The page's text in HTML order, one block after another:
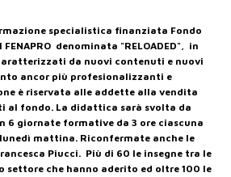
specialistica finanziata Fondo
FENAPRO denominata "RELOADED", in
da nuovi contenuti e nuovi
ancor più profesionalizzanti e
è riservata alle addette alla vendita
al fondo. La didattica sarà svolta da
6 giornate formative da 3 ore ciascuna
mattina. Riconfermate anche le
Piucci. Più di 60 le insegne tra le
che hanno aderito ed oltre 100 le